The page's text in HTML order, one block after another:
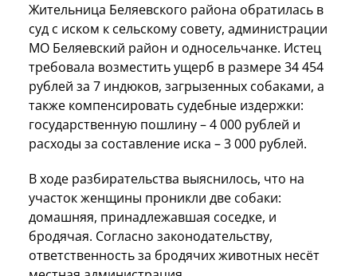
Жительница Беляевского района обратилась в
суд с иском к сельскому совету, администрации
МО Беляевский район и односельчанке. Истец
требовала возместить ущерб в размере 34 454
рублей за 7 индюков, загрызенных собаками, а
также компенсировать судебные издержки:
государственную пошлину – 4 000 рублей и
расходы за составление иска – 3 000 рублей.
В ходе разбирательства выяснилось, что на
участок женщины проникли две собаки:
домашняя, принадлежавшая соседке, и
бродячая. Согласно законодательству,
ответственность за бродячих животных несёт